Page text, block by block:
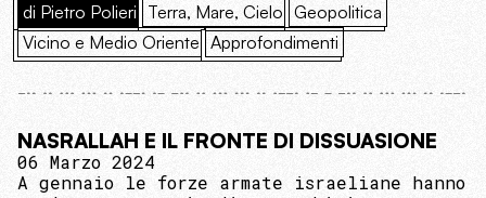
di Pietro Polieri Terra, Mare, Cielo Geopolitica
Vicino e Medio Oriente Approfondimenti
NASRALLAH E IL FRONTE DI DISSUASIONE
06 Marzo 2024
A gennaio le forze armate israeliane hanno